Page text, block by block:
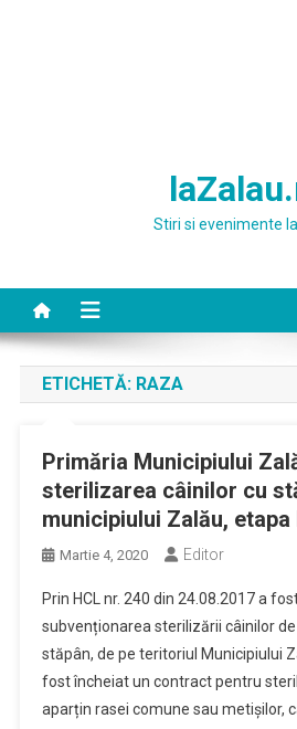
Stiri si evenimente
ETICHETĂ: RAZA
Primăria Municipiului
sterilizarea câinilor cu
municipiului Zalău, etapa
Martie 4, 2020 Editor
Prin HCL nr. 240 din 24.08.2017 a
subvenționarea sterilizării câinilor
stăpân, de pe teritoriul Municipiului
fost încheiat un contract pentru
aparțin rasei comune sau metișilor,